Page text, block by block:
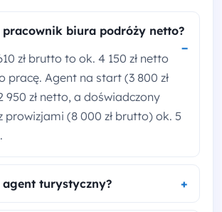
biura podróży netto?
zł brutto to ok. 4 150 zł netto
pracę. Agent na start (3 800 zł
950 zł netto, a doświadczony
prowizjami (8 000 zł brutto) ok. 5
turystyczny?